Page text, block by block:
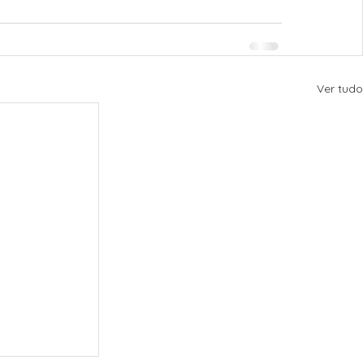
Ver tudo